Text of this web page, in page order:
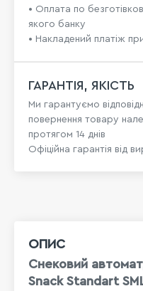
• Оплата по
якого банку
• Накладений платіж
ГАРАНТІЯ, ЯКІСТЬ
Ми гарантуємо
повернення товару
протягом 14 днів
Офіційна гарантія від
ОПИС
Снековий
Snack Standart